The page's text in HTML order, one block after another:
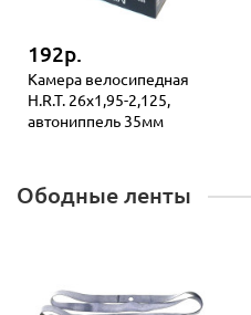
192р.
Камера велосипедная
H.R.T. 26x1,95-2,125,
автониппель 35мм
Ободные ленты